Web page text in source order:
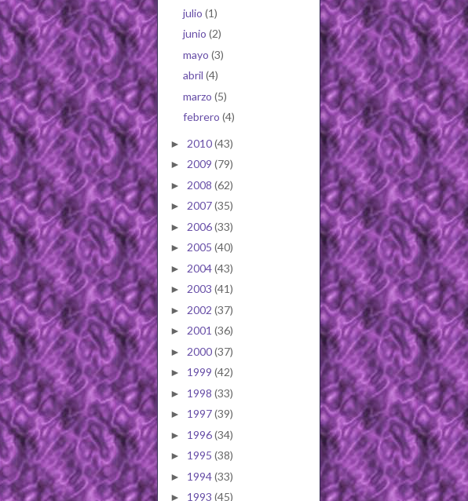
julio (1)
junio (2)
mayo (3)
abril (4)
marzo (5)
febrero (4)
► 2010(43)
► 2009 (79)
► 2008 (62)
► 2007(35)
► 2006(33)
► 2005 (40)
► 2004(43)
► 2003 (41)
► 2002 (37)
► 2001 (36)
► 2000(37)
► 1999 (42)
► 1998 (33)
► 1997(39)
► 1996(34)
► 1995 (38)
► 1994(33)
► 1993 (45)